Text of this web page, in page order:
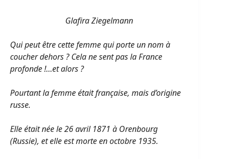
Glafira Ziegelmann
Qui peut être cette femme qui porte un nom à
coucher dehors ? Cela ne sent pas la France
profonde !…et alors ?
Pourtant la femme était française, mais d’origine
russe.
Elle était née le 26 avril 1871 à Orenbourg
(Russie), et elle est morte en octobre 1935.